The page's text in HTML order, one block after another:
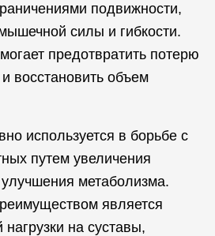
подвижности,
силы и гибкости.
предотвратить потерю
восстановить объем
используется в борьбе с
путем увеличения
метаболизма.
является
нагрузки на суставы,